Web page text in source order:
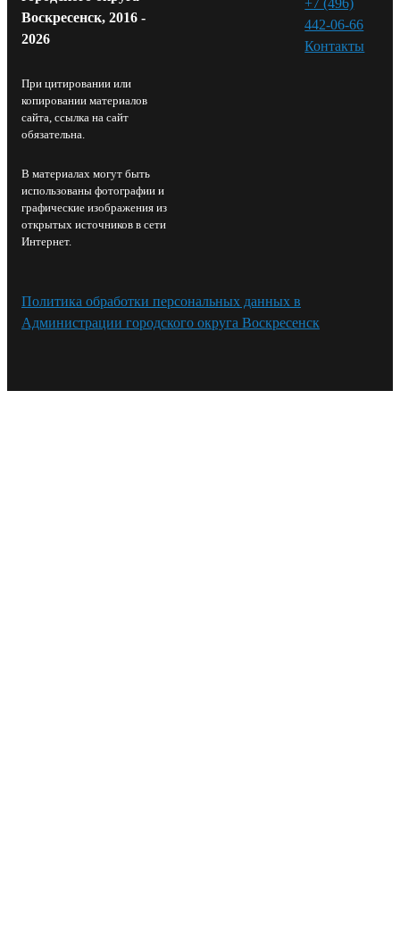
Воскресенск, 2016 -
2026
При цитировании или
копировании материалов
сайта, ссылка на сайт
обязательна.
В материалах могут быть
использованы фотографии и
графические изображения из
открытых источников в сети
Интернет.
442-06-66
Контакты⁠
Политика обработки персональных данных в
Администрации городского округа Воскресенск